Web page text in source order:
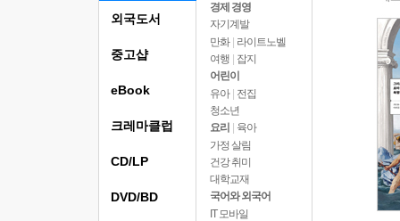
경제 경영
자기계발
만화 | 라이트노벨
여행
잡지
어린이
유아 | 전집
청소년
요리
육아
가정 살림
건강 취미
대학교재
국어와 외국어
IT 모바일
외국도서
중고샵
eBook
크레마클럽
CD/LP
DVD/BD